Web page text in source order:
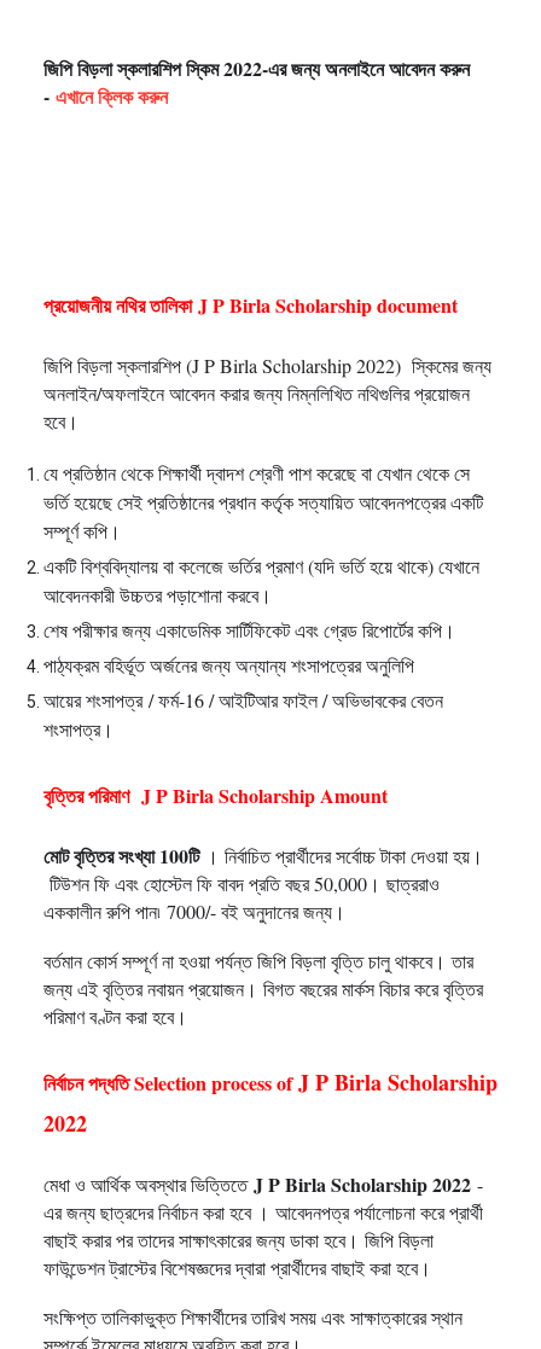
জিপি বিড়লা স্কলারশিপ স্কিম 2022-এর জন্য অনলাইনে আবেদন করুন
- এখানে ক্লিক করুন
প্রয়োজনীয় নথির তালিকা J P Birla Scholarship document
জিপি বিড়লা স্কলারশিপ (J P Birla Scholarship 2022) স্কিমের জন্য
অনলাইন/অফলাইনে আবেদন করার জন্য নিম্নলিখিত নথিগুলির প্রয়োজন
হবে।
যে প্রতিষ্ঠান থেকে শিক্ষার্থী দ্বাদশ শ্রেণী পাশ করেছে বা যেখান থেকে সে
ভর্তি হয়েছে সেই প্রতিষ্ঠানের প্রধান কর্তৃক সত্যায়িত আবেদনপত্রের একটি
সম্পূর্ণ কপি।
একটি বিশ্ববিদ্যালয় বা কলেজে ভর্তির প্রমাণ (যদি ভর্তি হয়ে থাকে) যেখানে
আবেদনকারী উচ্চতর পড়াশোনা করবে।
শেষ পরীক্ষার জন্য একাডেমিক সার্টিফিকেট এবং গ্রেড রিপোর্টের কপি।
পাঠ্যক্রম বহির্ভূত অর্জনের জন্য অন্যান্য শংসাপত্রের অনুলিপি
আয়ের শংসাপত্র/ ফর্ম-16 / আইটিআর ফাইল / অভিভাবকের বেতন
শংসাপত্র।
বৃত্তির পরিমাণ J P Birla Scholarship Amount
মোট বৃত্তির সংখ্যা 100টি। নির্বাচিত প্রার্থীদের সর্বোচ্চ টাকা দেওয়া হয়।
টিউশন ফি এবং হোস্টেল ফি বাবদ প্রতি বছর 50,000। ছাত্ররাও
এককালীন রুপি পান৷ 7000/- বই অনুদানের জন্য।
বর্তমান কোর্স সম্পূর্ণ না হওয়া পর্যন্ত জিপি বিড়লা বৃত্তি চালু থাকবে।তার
জন্য এই বৃত্তির নবায়ন প্রয়োজন। বিগত বছরের মার্কস বিচার করে বৃত্তির
পরিমাণ বণ্টন করা হবে।
নির্বাচন পদ্ধতি Selection process ofJ P Birla Scholarship
2022
মেধা ও আর্থিক অবস্থার ভিত্তিতেJ P Birla Scholarship 2022 -
এর জন্য ছাত্রদের নির্বাচন করা হবে । আবেদনপত্র পর্যালোচনা করে প্রার্থী
বাছাই করার পর তাদের সাক্ষাৎকারের জন্য ডাকা হবে। জিপি বিড়লা
ফাউন্ডেশন ট্রাস্টের বিশেষজ্ঞদের দ্বারা প্রার্থীদের বাছাই করা হবে।
সংক্ষিপ্ত তালিকাভুক্ত শিক্ষার্থীদের তারিখ সময় এবং সাক্ষাত্কারের স্থান